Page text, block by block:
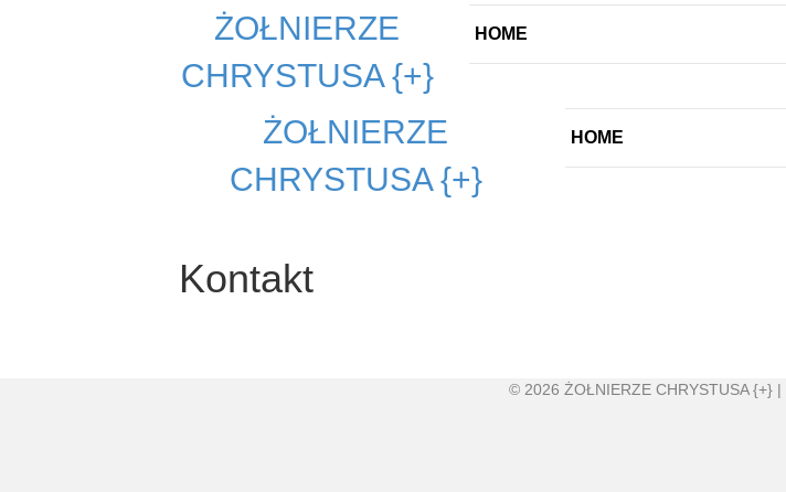
ŻOŁNIERZE
CHRYSTUSA {+}
HOME
ŻOŁNIERZE
CHRYSTUSA {+}
HOME
Kontakt
© 2026 ŻOŁNIERZE CHRYSTUSA {+} |